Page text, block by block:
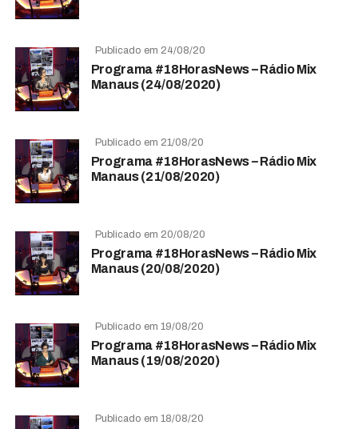
Publicado em 24/08/20
Programa #18HorasNews – Rádio Mix
Manaus (24/08/2020)
Publicado em 21/08/20
Programa #18HorasNews – Rádio Mix
Manaus (21/08/2020)
Publicado em 20/08/20
Programa #18HorasNews – Rádio Mix
Manaus (20/08/2020)
Publicado em 19/08/20
Programa #18HorasNews – Rádio Mix
Manaus (19/08/2020)
Publicado em 18/08/20